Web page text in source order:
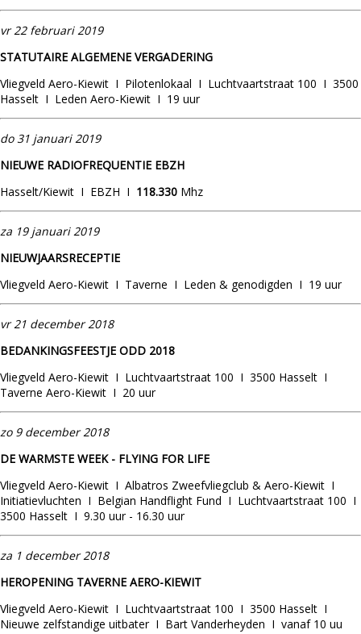
vr 22 februari 2019
STATUTAIRE ALGEMENE VERGADERING
Vliegveld Aero-Kiewit I Pilotenlokaal I Luchtvaartstraat 100 I 3500
Hasselt I Leden Aero-Kiewit I 19 uur
do 31 januari 2019
NIEUWE RADIOFREQUENTIE EBZH
Hasselt/Kiewit I EBZH I 118.330 Mhz
za 19 januari 2019
NIEUWJAARSRECEPTIE
Vliegveld Aero-Kiewit I Taverne I Leden & genodigden I 19 uur
vr 21 december 2018
BEDANKINGSFEESTJE ODD 2018
Vliegveld Aero-Kiewit I Luchtvaartstraat 100 I 3500 Hasselt I
Taverne Aero-Kiewit I 20 uur
zo 9 december 2018
DE WARMSTE WEEK - FLYING FOR LIFE
Vliegveld Aero-Kiewit I Albatros Zweefvliegclub & Aero-Kiewit I
Initiatievluchten I Belgian Handflight Fund I Luchtvaartstraat 100 I
3500 Hasselt I 9.30 uur - 16.30 uur
za 1 december 2018
HEROPENING TAVERNE AERO-KIEWIT
Vliegveld Aero-Kiewit I Luchtvaartstraat 100 I 3500 Hasselt I
Nieuwe zelfstandige uitbater I Bart Vanderheyden I vanaf 10 uu